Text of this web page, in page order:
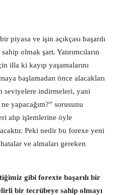
piyasa ve işin açıkçası başarılı
olmak şart. Yatırımcıların
illa ki kayıp yaşamalarını
başlamadan önce alacakları
seviyelere indirmeleri, yani
yapacağım?” sorusunu
alıp işlemlerine öyle
Peki nedir bu forexe yeni
hatalar ve almaları gereken
gibi forexte başarılı bir
bir tecrübeye sahip olmayı